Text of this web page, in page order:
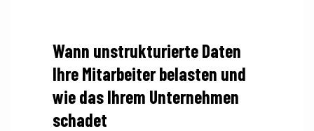
Wann unstrukturierte Daten
Ihre Mitarbeiter belasten und
wie das Ihrem Unternehmen
schadet